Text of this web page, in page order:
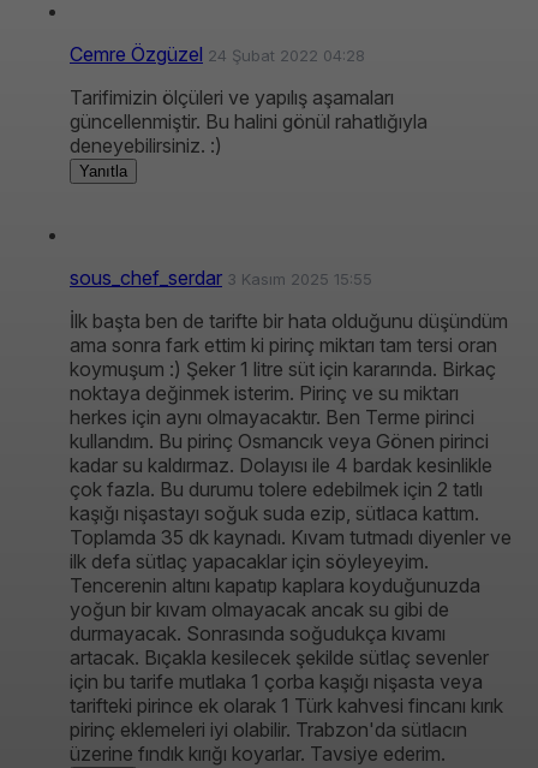
Cemre Özgüzel 24 Şubat 2022 04:28
Tarifimizin ölçüleri ve yapılış aşamaları
güncellenmiştir. Bu halini gönül rahatlığıyla
deneyebilirsiniz. :)
Yanıtla
sous_chef_serdar 3 Kasım 2025 15:55
İlk başta ben de tarifte bir hata olduğunu düşündüm
ama sonra fark ettim ki pirinç miktarı tam tersi oran
koymuşum :) Şeker 1 litre süt için kararında. Birkaç
noktaya değinmek isterim. Pirinç ve su miktarı
herkes için aynı olmayacaktır. Ben Terme pirinci
kullandım. Bu pirinç Osmancık veya Gönen pirinci
kadar su kaldırmaz. Dolayısı ile 4 bardak kesinlikle
çok fazla. Bu durumu tolere edebilmek için 2 tatlı
kaşığı nişastayı soğuk suda ezip, sütlaca kattım.
Toplamda 35 dk kaynadı. Kıvam tutmadı diyenler ve
ilk defa sütlaç yapacaklar için söyleyeyim.
Tencerenin altını kapatıp kaplara koyduğunuzda
yoğun bir kıvam olmayacak ancak su gibi de
durmayacak. Sonrasında soğudukça kıvamı
artacak. Bıçakla kesilecek şekilde sütlaç sevenler
için bu tarife mutlaka 1 çorba kaşığı nişasta veya
tarifteki pirince ek olarak 1 Türk kahvesi fincanı kırık
pirinç eklemeleri iyi olabilir. Trabzon'da sütlacın
üzerine fındık kırığı koyarlar. Tavsiye ederim.